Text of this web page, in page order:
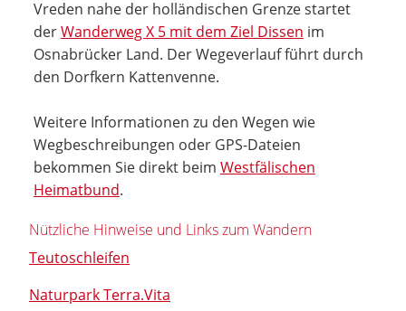
Vreden nahe der holländischen Grenze startet
derWanderweg X 5 mit dem Ziel Dissen im
Osnabrücker Land. Der Wegeverlauf führt durch
den Dorfkern Kattenvenne.
Weitere Informationen zu den Wegen wie
Wegbeschreibungen oder GPS-Dateien
bekommen Sie direkt beim Westfälischen
Heimatbund.
Nützliche Hinweise und Links zum Wandern
Teutoschleifen
Naturpark Terra.Vita